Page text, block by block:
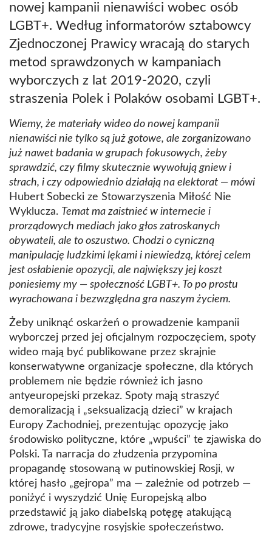
nowej kampanii nienawiści wobec osób
LGBT+. Według informatorów sztabowcy
Zjednoczonej Prawicy wracają do starych
metod sprawdzonych w kampaniach
wyborczych z lat 2019-2020, czyli
straszenia Polek i Polaków osobami LGBT+.
Wiemy, że materiały wideo do nowej kampanii
nienawiści nie tylko są już gotowe, ale zorganizowano
już nawet badania w grupach fokusowych, żeby
sprawdzić, czy filmy skutecznie wywołują gniew i
strach, i czy odpowiednio działają na elektorat — mówi
Hubert Sobecki ze Stowarzyszenia Miłość Nie
Wyklucza. Temat ma zaistnieć w internecie i
prorządowych mediach jako głos zatroskanych
obywateli, ale to oszustwo. Chodzi o cyniczną
manipulację ludzkimi lękami i niewiedzą, której celem
jest osłabienie opozycji, ale największy jej koszt
poniesiemy my — społeczność LGBT+. To po prostu
wyrachowana i bezwzględna gra naszym życiem.
Żeby uniknąć oskarżeń o prowadzenie kampanii
wyborczej przed jej oficjalnym rozpoczęciem, spoty
wideo mają być publikowane przez skrajnie
konserwatywne organizacje społeczne, dla których
problemem nie będzie również ich jasno
antyeuropejski przekaz. Spoty mają straszyć
demoralizacją i „seksualizacją dzieci” w krajach
Europy Zachodniej, prezentując opozycję jako
środowisko polityczne, które „wpuści” te zjawiska do
Polski. Ta narracja do złudzenia przypomina
propagandę stosowaną w putinowskiej Rosji, w
której hasło „gejropa” ma — zależnie od potrzeb —
poniżyć i wyszydzić Unię Europejską albo
przedstawić ją jako diabelską potęgę atakującą
zdrowe, tradycyjne rosyjskie społeczeństwo.